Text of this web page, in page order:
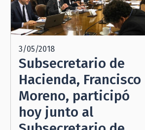
3/05/2018
Subsecretario de
Hacienda, Francisco
Moreno, participó
hoy junto al